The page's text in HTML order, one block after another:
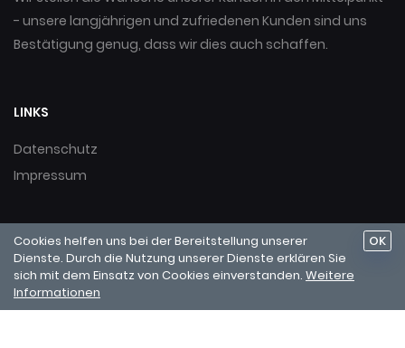
- unsere langjährigen und zufriedenen Kunden sind uns
Bestätigung genug, dass wir dies auch schaffen.
LINKS
Datenschutz
Impressum
AUTO ENGL GmbH • Industriezone 8 • I-39030 Gais • Tel:
0474 504554• Fax: +39 0474 504553 • E-Mail:info@auto-